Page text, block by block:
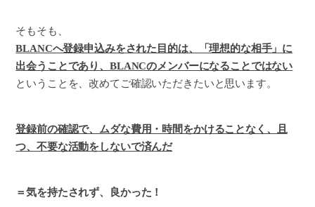
そもそも、
BLANCへ登録申込みをされた目的は、「理想的な相手」に
出会うことであり、BLANCのメンバーになることではない
ということを、改めてご確認いただきたいと思います。
登録前の確認で、ムダな費用・時間をかけることなく、且
つ、不要な活動をしないで済んだ
＝気を持たされず、良かった！